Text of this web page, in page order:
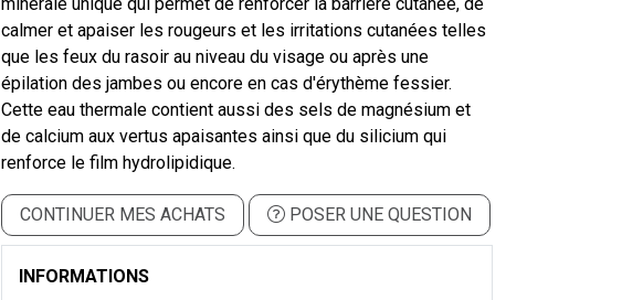
calmer et apaiser les rougeurs et les irritations cutanées telles
que les feux du rasoir au niveau du visage ou après une
épilation des jambes ou encore en cas d'érythème fessier.
Cette eau thermale contient aussi des sels de magnésium et
de calcium aux vertus apaisantes ainsi que du silicium qui
renforce le film hydrolipidique.
CONTINUER MES ACHATS POSER UNE QUESTION
INFORMATIONS